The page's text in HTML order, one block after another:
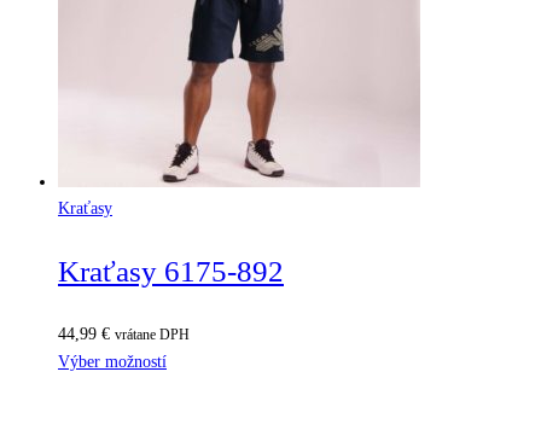
Kraťasy
Kraťasy 6175-892
44,99 € vrátane DPH
Výber možností